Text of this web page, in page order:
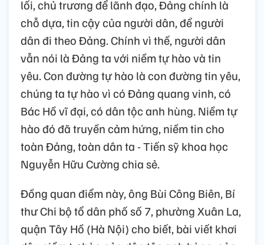
lối, chủ trương để lãnh đạo, Đảng chính là
chỗ dựa, tin cậy của người dân, để người
dân đi theo Đảng. Chính vì thế, người dân
vẫn nói là Đảng ta với niềm tự hào và tin
yêu. Con đường tự hào là con đường tin yêu,
chúng ta tự hào vì có Đảng quang vinh, có
Bác Hồ vĩ đại, có dân tộc anh hùng. Niềm tự
hào đó đã truyền cảm hứng, niềm tin cho
toàn Đảng, toàn dân ta - Tiến sỹ khoa học
Nguyễn Hữu Cường chia sẻ.
Đồng quan điểm này, ông Bùi Công Biên, Bí
thư Chi bộ tổ dân phố số 7, phường Xuân La,
quận Tây Hồ (Hà Nội) cho biết, bài viết khơi